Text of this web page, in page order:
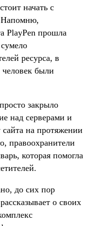
начать с
Напомню,
PlayPen прошла
ресурса, в
человек были
закрыло
над серверами и
на протяжении
правоохранители
которая помогла
до сих пор
о своих